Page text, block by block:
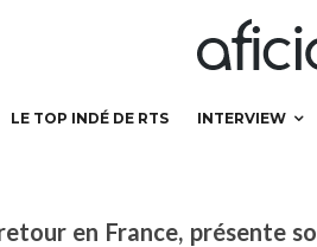
LE TOP INDÉ DE RTS INTERVIEW
away »
en France, présente